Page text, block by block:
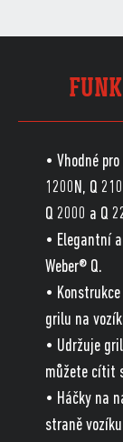
• Vhodné
1200N, Q
Q 2000 a Q
• Elegantní
Weber® Q.
•
grilu na
• Udržuje
můžete cítit
• Háčky na
straně